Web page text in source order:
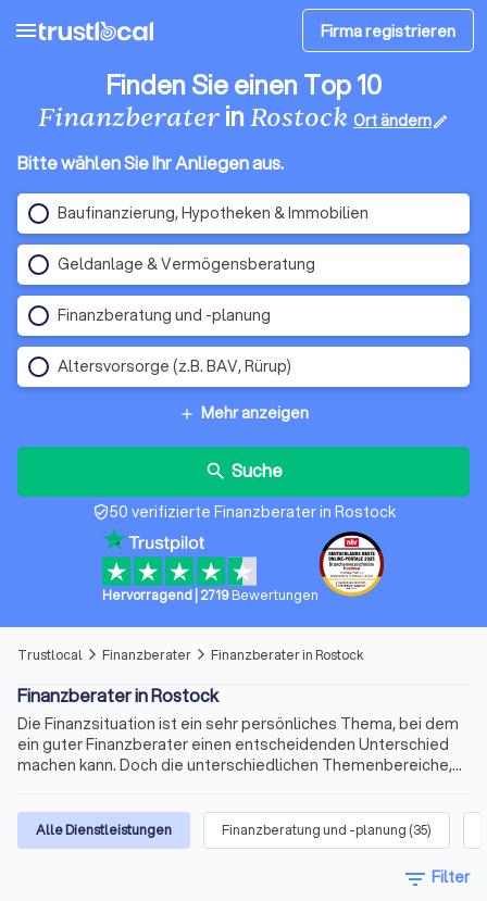
menu Firma registrieren
Finden Sie einen Top 10
FinanzberaterinRostock Ort ändernedit
Bitte wählen Sie Ihr Anliegen aus.
Baufinanzierung, Hypotheken & Immobilien
Geldanlage & Vermögensberatung
Finanzberatung und -planung
Altersvorsorge (z.B. BAV, Rürup)
add Mehr anzeigen
search Suche
verified_user50 verifizierte Finanzberater in Rostock
Hervorragend 2719Bewertungen
Trustlocal arrow_forward_ios Finanzberater arrow_forward_ios Finanzberater in Rostock
Finanzberater in Rostock
Die Finanzsituation ist ein sehr persönliches Thema, bei dem
ein guter Finanzberater einen entscheidenden Unterschied
machen kann. Doch die unterschiedlichen Themenbereiche,
nach dem richtigen Berater schnell kompliziert. Wir bieten
Ihnen für Ihre Finanzen Experten für Versicherungen,
Immobilienfinanzierungen, Geldanlagen, Altersvorsorge und
vieles mehr. Finden Sie jetzt mit Trustlocal den besten
Alle Dienstleistungen Finanzberatung und -planung (35)
filter_list Filter